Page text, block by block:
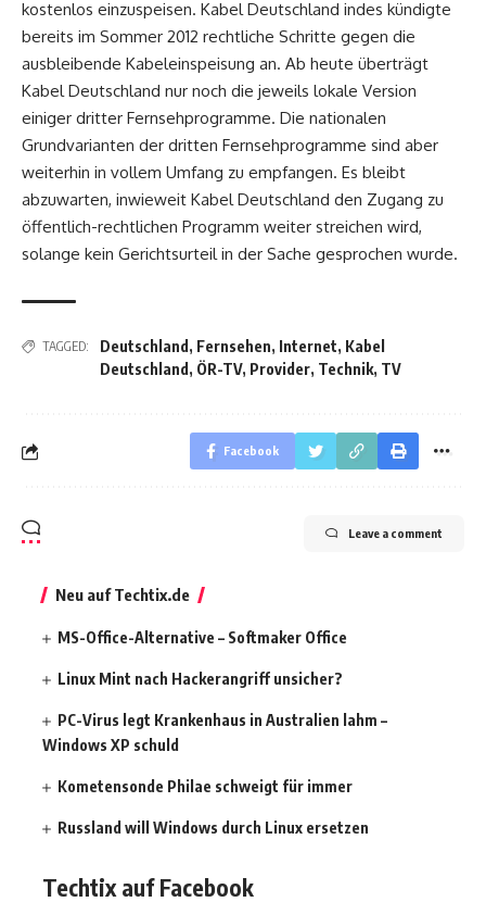
kostenlos einzuspeisen. Kabel Deutschland indes kündigte
bereits im Sommer 2012 rechtliche Schritte gegen die
ausbleibende Kabeleinspeisung an. Ab heute überträgt
Kabel Deutschland nur noch die jeweils lokale Version
einiger dritter Fernsehprogramme. Die nationalen
Grundvarianten der dritten Fernsehprogramme sind aber
weiterhin in vollem Umfang zu empfangen. Es bleibt
abzuwarten, inwieweit Kabel Deutschland den Zugang zu
öffentlich-rechtlichen Programm weiter streichen wird,
solange kein Gerichtsurteil in der Sache gesprochen wurde.
TAGGED: Deutschland, Fernsehen, Internet, Kabel
Deutschland, ÖR-TV, Provider, Technik, TV
Facebook
Leave a comment
Neu auf Techtix.de
MS-Office-Alternative – Softmaker Office
Linux Mint nach Hackerangriff unsicher?
PC-Virus legt Krankenhaus in Australien lahm –
Windows XP schuld
Kometensonde Philae schweigt für immer
Russland will Windows durch Linux ersetzen
Techtix auf Facebook